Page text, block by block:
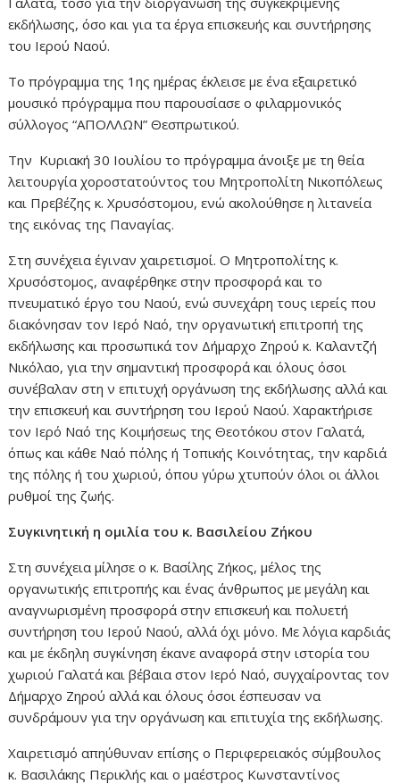
εκδήλωσης, όσο και για τα έργα επισκευής και συντήρησης
του Ιερού Ναού.
Το πρόγραμμα της 1ης ημέρας έκλεισε με ένα εξαιρετικό
μουσικό πρόγραμμα που παρουσίασε ο φιλαρμονικός
σύλλογος “ΑΠΟΛΛΩΝ” Θεσπρωτικού.
Την Κυριακή 30 Ιουλίου το πρόγραμμα άνοιξε με τη θεία
λειτουργία χοροστατούντος του Μητροπολίτη Νικοπόλεως
και Πρεβέζης κ. Χρυσόστομου, ενώ ακολούθησε η λιτανεία
της εικόνας της Παναγίας.
Στη συνέχεια έγιναν χαιρετισμοί. Ο Μητροπολίτης κ.
Χρυσόστομος, αναφέρθηκε στην προσφορά και το
πνευματικό έργο του Ναού, ενώ συνεχάρη τους ιερείς που
διακόνησαν τον Ιερό Ναό, την οργανωτική επιτροπή της
εκδήλωσης και προσωπικά τον Δήμαρχο Ζηρού κ. Καλαντζή
Νικόλαο, για την σημαντική προσφορά και όλους όσοι
συνέβαλαν στη ν επιτυχή οργάνωση της εκδήλωσης αλλά και
την επισκευή και συντήρηση του Ιερού Ναού. Χαρακτήρισε
τον Ιερό Ναό της Κοιμήσεως της Θεοτόκου στον Γαλατά,
όπως και κάθε Ναό πόλης ή Τοπικής Κοινότητας, την καρδιά
της πόλης ή του χωριού, όπου γύρω χτυπούν όλοι οι άλλοι
ρυθμοί της ζωής.
Συγκινητική η ομιλία του κ. Βασιλείου Ζήκου
Στη συνέχεια μίλησε ο κ. Βασίλης Ζήκος, μέλος της
οργανωτικής επιτροπής και ένας άνθρωπος με μεγάλη και
αναγνωρισμένη προσφορά στην επισκευή και πολυετή
συντήρηση του Ιερού Ναού, αλλά όχι μόνο. Με λόγια καρδιάς
και με έκδηλη συγκίνηση έκανε αναφορά στην ιστορία του
χωριού Γαλατά και βέβαια στον Ιερό Ναό, συγχαίροντας τον
Δήμαρχο Ζηρού αλλά και όλους όσοι έσπευσαν να
συνδράμουν για την οργάνωση και επιτυχία της εκδήλωσης.
Χαιρετισμό απηύθυναν επίσης ο Περιφερειακός σύμβουλος
κ. Βασιλάκης Περικλής και ο μαέστρος Κωνσταντίνος